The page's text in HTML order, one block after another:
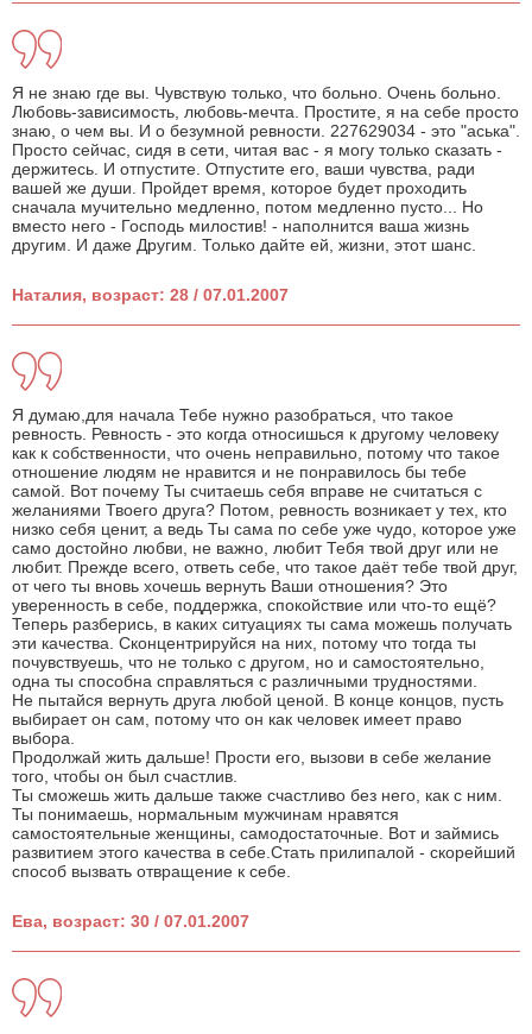
Я не знаю где вы. Чувствую только, что больно. Очень больно.
Любовь-зависимость, любовь-мечта. Простите, я на себе просто
знаю, о чем вы. И о безумной ревности. 227629034 - это "аська".
Просто сейчас, сидя в сети, читая вас - я могу только сказать -
держитесь. И отпустите. Отпустите его, ваши чувства, ради
вашей же души. Пройдет время, которое будет проходить
сначала мучительно медленно, потом медленно пусто... Но
вместо него - Господь милостив! - наполнится ваша жизнь
другим. И даже Другим. Только дайте ей, жизни, этот шанс.
Наталия, возраст: 28 / 07.01.2007
Я думаю,для начала Тебе нужно разобраться, что такое
ревность. Ревность - это когда относишься к другому человеку
как к собственности, что очень неправильно, потому что такое
отношение людям не нравится и не понравилось бы тебе
самой. Вот почему Ты считаешь себя вправе не считаться с
желаниями Твоего друга? Потом, ревность возникает у тех, кто
низко себя ценит, а ведь Ты сама по себе уже чудо, которое уже
само достойно любви, не важно, любит Тебя твой друг или не
любит. Прежде всего, ответь себе, что такое даёт тебе твой друг,
от чего ты вновь хочешь вернуть Ваши отношения? Это
уверенность в себе, поддержка, спокойствие или что-то ещё?
Теперь разберись, в каких ситуациях ты сама можешь получать
эти качества. Сконцентрируйся на них, потому что тогда ты
почувствуешь, что не только с другом, но и самостоятельно,
одна ты способна справляться с различными трудностями.
Не пытайся вернуть друга любой ценой. В конце концов, пусть
выбирает он сам, потому что он как человек имеет право
выбора.
Продолжай жить дальше! Прости его, вызови в себе желание
того, чтобы он был счастлив.
Ты сможешь жить дальше также счастливо без него, как с ним.
Ты понимаешь, нормальным мужчинам нравятся
самостоятельные женщины, самодостаточные. Вот и займись
развитием этого качества в себе.Стать прилипалой - скорейший
способ вызвать отвращение к себе.
Ева, возраст: 30 / 07.01.2007